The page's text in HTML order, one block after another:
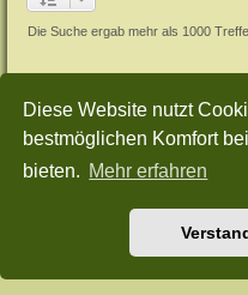
Diese Website nutzt
bestmöglichen Komfort
bieten. Mehr erfahren
Die Suche ergab mehr als 1000
Sudden-Strike-Maps.de
Powered byphpBB® Forum
Style: Green-Style-Split by
Nutzungsbedingungen